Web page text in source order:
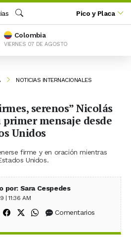
Buscar
Pico y Placa
Colombia
VIERNES 07 DE AGOSTO
NOTICIAS INTERNACIONALES
serenos” Nicolás
mensaje desde
Unidos
firme y en oración mientras
Unidos.
por: Sara Cespedes
| 11:36 AM
Compartir en Facebook
Compartir en X (Twitter)
Compartir en WhatsApp
Comentarios